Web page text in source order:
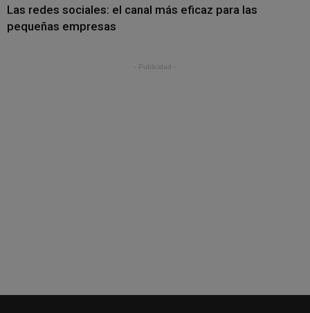
Las redes sociales: el canal más eficaz para las
pequeñas empresas
- Publicidad -